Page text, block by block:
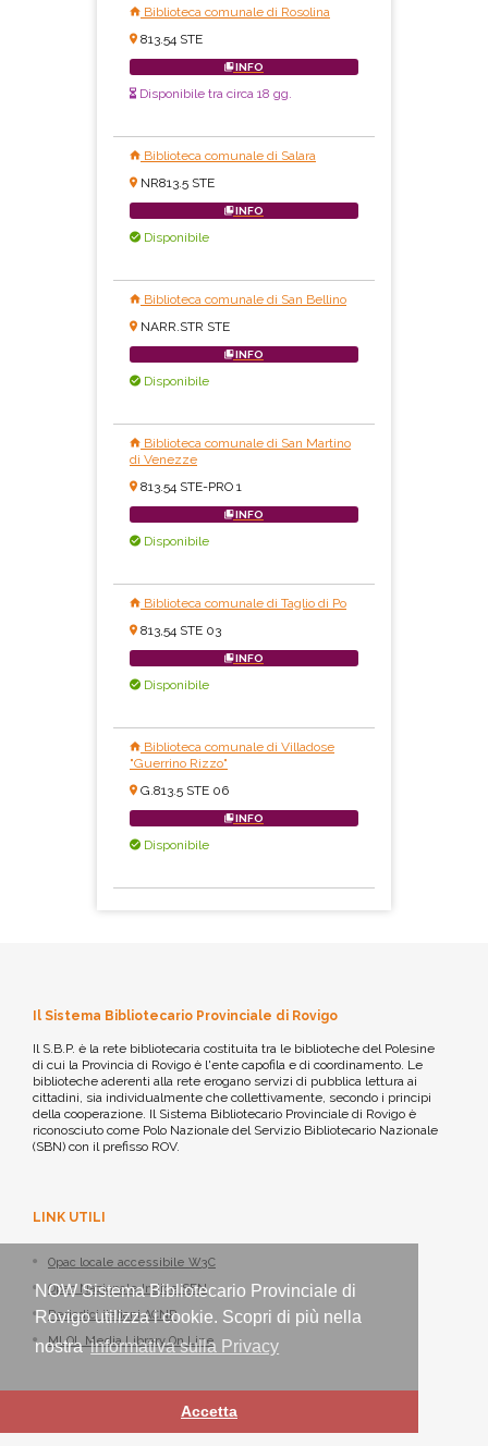
NOW Sistema Bibliotecario Provinciale di
Rovigo utilizza i cookie. Scopri di più nella
nostrainformativa sulla Privacy
Accetta
Biblioteca comunale di Rosolina
813.54 STE
INFO
Disponibile tra circa 18 gg.
Biblioteca comunale di Salara
NR813.5 STE
INFO
Disponibile
Biblioteca comunale di San Bellino
NARR.STR STE
INFO
Disponibile
Biblioteca comunale di San Martino
di Venezze
813.54 STE-PRO 1
INFO
Disponibile
Biblioteca comunale di Taglio di Po
813,54 STE 03
INFO
Disponibile
Biblioteca comunale di Villadose
"Guerrino Rizzo"
G.813.5 STE 06
INFO
Disponibile
Il Sistema Bibliotecario Provinciale di Rovigo
Il S.B.P. è la rete bibliotecaria costituita tra le biblioteche del Polesine
di cui la Provincia di Rovigo è l'ente capofila e di coordinamento. Le
biblioteche aderenti alla rete erogano servizi di pubblica lettura ai
cittadini, sia individualmente che collettivamente, secondo i principi
della cooperazione. Il Sistema Bibliotecario Provinciale di Rovigo è
riconosciuto come Polo Nazionale del Servizio Bibliotecario Nazionale
(SBN) con il prefisso ROV.
LINK UTILI
Opac locale accessibile W3C
Opac Nazionale Indice SBN
Periodici italiani ACNP
MLOL Media Library On Line